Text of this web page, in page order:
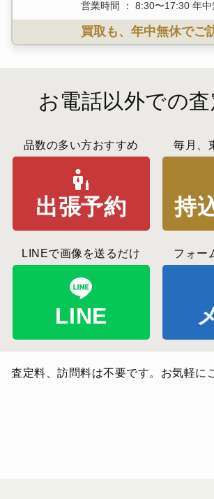
営業時間 ： 8:30〜17:30 年中
買取も、年中無休でご
お電話以外での
品数の多い方おすすめ
出張予約
毎月、
持
LINEで画像を送るだけ
LINE
フォー
査定料、訪問料は不要です。お気軽に